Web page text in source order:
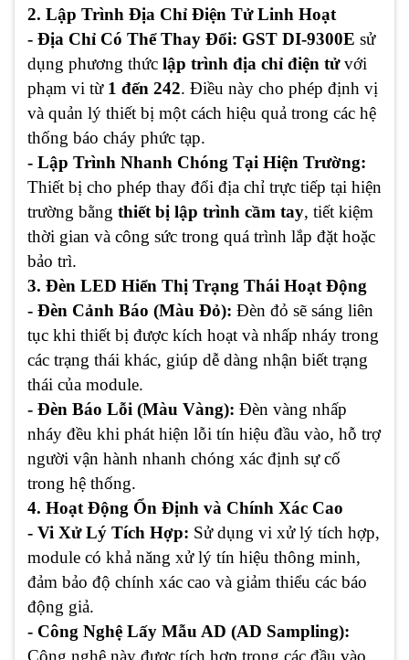
2. Lập Trình Địa Chỉ Điện Tử Linh Hoạt
- Địa Chỉ Có Thể Thay Đổi: GST DI-9300E sử
dụng phương thức lập trình địa chỉ điện tửvới
phạm vi từ 1 đến 242. Điều này cho phép định vị
và quản lý thiết bị một cách hiệu quả trong các hệ
thống báo cháy phức tạp.
- Lập Trình Nhanh Chóng Tại Hiện Trường:
Thiết bị cho phép thay đổi địa chỉ trực tiếp tại hiện
trường bằng thiết bị lập trình cầm tay, tiết kiệm
thời gian và công sức trong quá trình lắp đặt hoặc
bảo trì.
3. Đèn LED Hiển Thị Trạng Thái Hoạt Động
- Đèn Cảnh Báo (Màu Đỏ): Đèn đỏ sẽ sáng liên
tục khi thiết bị được kích hoạt và nhấp nháy trong
các trạng thái khác, giúp dễ dàng nhận biết trạng
thái của module.
- Đèn Báo Lỗi (Màu Vàng): Đèn vàng nhấp
nháy đều khi phát hiện lỗi tín hiệu đầu vào, hỗ trợ
người vận hành nhanh chóng xác định sự cố
trong hệ thống.
4. Hoạt Động Ổn Định và Chính Xác Cao
- Vi Xử Lý Tích Hợp: Sử dụng vi xử lý tích hợp,
module có khả năng xử lý tín hiệu thông minh,
đảm bảo độ chính xác cao và giảm thiểu các báo
động giả.
- Công Nghệ Lấy Mẫu AD (AD Sampling):
Công nghệ này được tích hợp trong các đầu vào